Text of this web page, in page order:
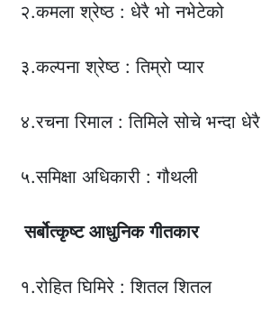
२.कमला श्रेष्ठ : धेरै भो नभेटेको
३.कल्पना श्रेष्ठ : तिम्रो प्यार
४.रचना रिमाल : तिमिले सोचे भन्दा धेरै
५.समिक्षा अधिकारी : गौथली
सर्बोत्कृष्ट आधुनिक गीतकार
१.रोहित घिमिरे : शितल शितल